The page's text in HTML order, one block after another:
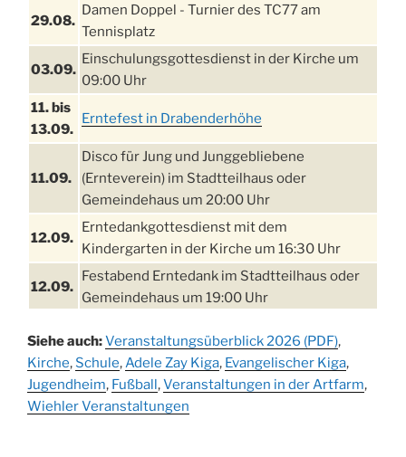
29.08.
Damen Doppel - Turnier des TC77 am
Tennisplatz
03.09.
Einschulungsgottesdienst in der Kirche um
09:00 Uhr
11. bis
13.09.
Erntefest in Drabenderhöhe
11.09.
Disco für Jung und Junggebliebene
(Ernteverein) im Stadtteilhaus oder
Gemeindehaus um 20:00 Uhr
12.09.
Erntedankgottesdienst mit dem
Kindergarten in der Kirche um 16:30 Uhr
12.09.
Festabend Erntedank im Stadtteilhaus oder
Gemeindehaus um 19:00 Uhr
13.09.
Stadtteilhaus um 14:00 Uhr
19.09.
Schlagerabend im Stadtteilhaus
Drabenderhöhe
Siehe auch:Veranstaltungsüberblick 2026 (PDF),
Kirche, Schule,Adele Zay Kiga, Evangelischer Kiga,
Jugendheim, Fußball,Veranstaltungen in der Artfarm,
Wiehler Veranstaltungen